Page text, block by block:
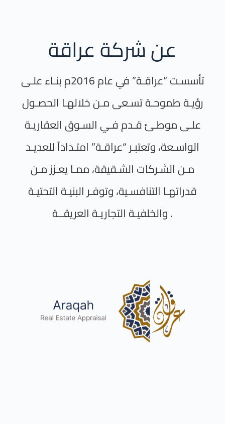
عن شركة عراقة
تأسسـت “عراقـة” في عام 2016م بنـاء علـى
رؤيـة طموحـة تسـعى مـن خلالهـا الحصـول
علـى موطـئ قـدم فـي السـوق العقاريـة
الواسـعة، وتعتبـر “عراقـة” امتـداداً للعديـد
مـن الشـركات الشـقيقة، ممـا يعـزز مـن
قدراتهـا التنافسـية، وتوفـر البنيـة التحتيـة
والخلفيـة التجاريـة العريقــة .